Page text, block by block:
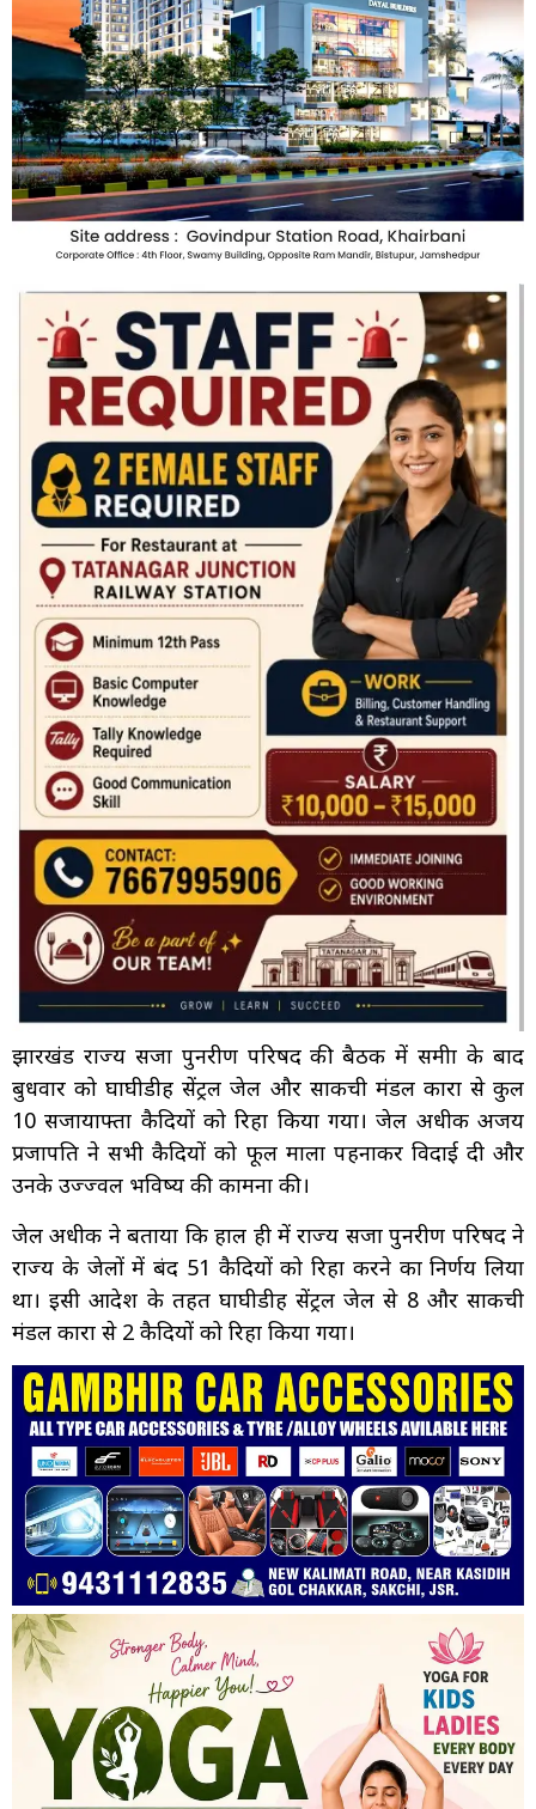
झारखंड राज्य सजा पुनरीक्षण परिषद की बैठक में समीक्षा के बाद
बुधवार को घाघीडीह सेंट्रल जेल और साकची मंडल कारा से कुल
10 सजायाफ्ता कैदियों को रिहा किया गया। जेल अधीक्षक अजय
प्रजापति ने सभी कैदियों को फूल माला पहनाकर विदाई दी और
उनके उज्ज्वल भविष्य की कामना की।
जेल अधीक्षक ने बताया कि हाल ही में राज्य सजा पुनरीक्षण परिषद ने
राज्य के जेलों में बंद 51 कैदियों को रिहा करने का निर्णय लिया
था। इसी आदेश के तहत घाघीडीह सेंट्रल जेल से 8 और साकची
मंडल कारा से 2 कैदियों को रिहा किया गया।